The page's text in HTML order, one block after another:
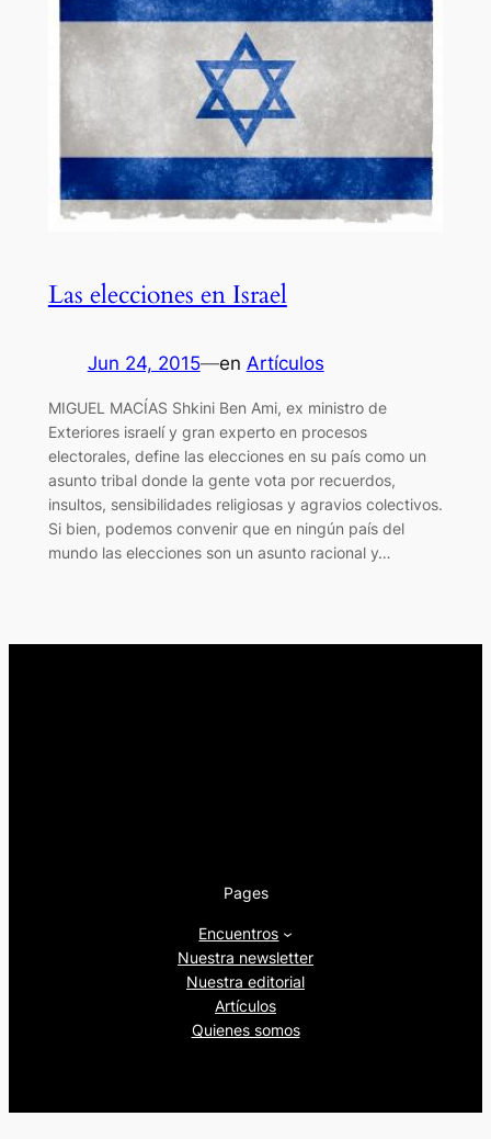
Las elecciones en Israel
Jun 24, 2015—en Artículos
MIGUEL MACÍAS Shkini Ben Ami, ex ministro de
Exteriores israelí y gran experto en procesos
electorales, define las elecciones en su país como un
asunto tribal donde la gente vota por recuerdos,
insultos, sensibilidades religiosas y agravios colectivos.
Si bien, podemos convenir que en ningún país del
mundo las elecciones son un asunto racional y…
Pages
Encuentros
Nuestra newsletter
Nuestra editorial
Artículos
Quienes somos